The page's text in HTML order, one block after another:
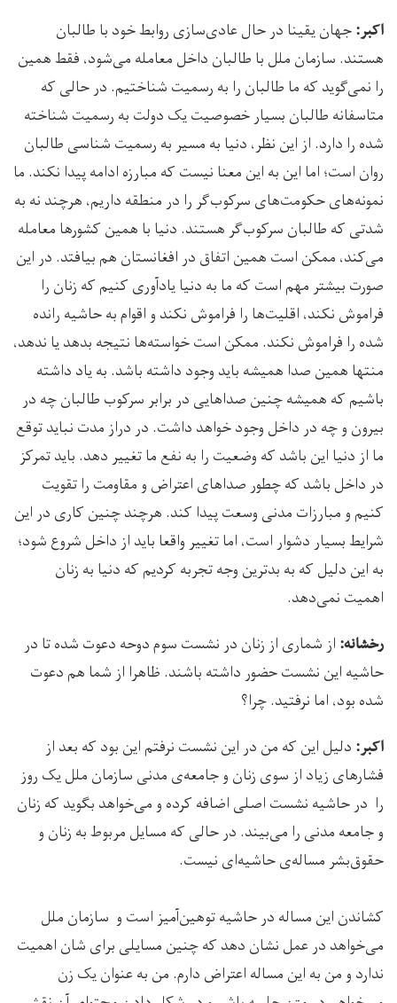
اکبر:جهان یقینا در حال عادی‌سازی روابط خود با طالبان
هستند. سازمان ملل با طالبان داخل معامله می‌شود، فقط همین
را نمی‌گوید که ما طالبان را به رسمیت شناختیم. در حالی که
متاسفانه طالبان بسیار خصوصیت یک دولت به رسمیت شناخته
شده را دارد. از این نظر، دنیا به مسیر به رسمیت شناسی طالبان
روان است؛ اما این به این معنا نیست که مبارزه ادامه پیدا نکند. ما
نمونه‌های حکومت‌های سرکوب‌گر را در منطقه داریم، هرچند نه به
شدتی که طالبان سرکوب‌گر هستند. دنیا با همین کشورها معامله
می‌کند، ممکن است همین اتفاق در افغانستان هم بیافتد. در این
صورت بیشتر مهم است که ما به دنیا یادآوری کنیم که زنان را
فراموش نکند، اقلیت‌ها را فراموش نکند و اقوام به حاشیه رانده
شده را فراموش نکند. ممکن است خواسته‌ها نتیجه بدهد یا ندهد،
منتها همین صدا همیشه باید وجود داشته باشد. به یاد داشته
باشیم که همیشه چنین صداهایی در برابر سرکوب طالبان چه در
بیرون و چه در داخل وجود خواهد داشت. در دراز مدت نباید توقع
ما از دنیا این باشد که وضعیت را به نفع ما تغییر دهد. باید تمرکز
در داخل باشد که چطور صداهای اعتراض و مقاومت را تقویت
کنیم و مبارزات مدنی وسعت پیدا کند. هرچند چنین کاری در این
شرایط بسیار دشوار است، اما تغییر واقعا باید از داخل شروع شود؛
به این دلیل که به بدترین وجه تجربه کردیم که دنیا به زنان
اهمیت نمی‌دهد.
رخشانه: از شماری از زنان در نشست سوم دوحه دعوت شده تا در
حاشیه این نشست حضور داشته باشند. ظاهرا از شما هم دعوت
شده بود، اما نرفتید. چرا؟
اکبر: دلیل این که من در این نشست نرفتم این بود که بعد از
فشارهای زیاد از سوی زنان و جامعه‌ی مدنی سازمان ملل یک روز
را در حاشیه نشست اصلی اضافه کرده و می‌خواهد بگوید که زنان
و جامعه مدنی را می‌بیند. در حالی که مسایل مربوط به زنان و
حقو‌ق‌بشر مساله‌ی حاشیه‌ای نیست.
کشاندن این مساله در حاشیه توهین‌آمیز است و سازمان ملل
می‌خواهد در عمل نشان دهد که چنین مسایلی برای شان اهمیت
ندارد و من به این مساله اعتراض دارم. من به عنوان یک زن